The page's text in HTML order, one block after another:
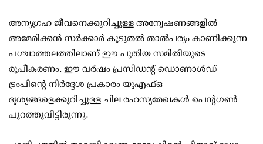
അന്യഗ്രഹ ജീവനെക്കുറിച്ചുള്ള അന്വേഷണങ്ങളില്‍
അമേരിക്കന്‍ സര്‍ക്കാര്‍ കൂടുതല്‍ താല്‍പര്യം കാണിക്കുന്ന
പശ്ചാത്തലത്തിലാണ് ഈ പുതിയ സമിതിയുടെ
രൂപീകരണം. ഈ വര്‍ഷം പ്രസിഡന്റ് ഡൊണാള്‍ഡ്
ട്രംപിന്റെ നിര്‍ദ്ദേശ പ്രകാരം യുഎഫ്ഒ
ദൃശ്യങ്ങളെക്കുറിച്ചുള്ള ചില രഹസ്യരേഖകള്‍ പെന്റഗണ്‍
പുറത്തുവിട്ടിരുന്നു.